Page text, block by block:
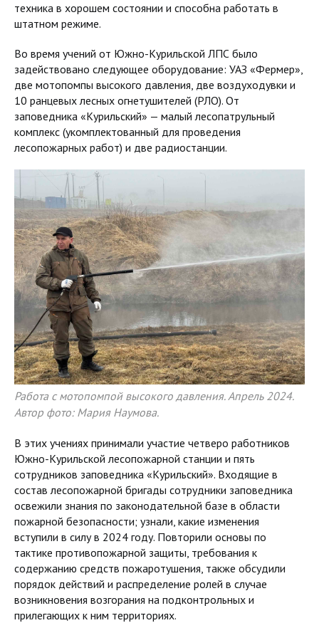
техника в хорошем состоянии и способна работать в
штатном режиме.
Во время учений от Южно-Курильской ЛПС было
задействовано следующее оборудование: УАЗ «Фермер»,
две мотопомпы высокого давления, две воздуходувки и
10 ранцевых лесных огнетушителей (РЛО). От
заповедника «Курильский» — малый лесопатрульный
комплекс (укомплектованный для проведения
лесопожарных работ) и две радиостанции.
Работа с мотопомпой высокого давления. Апрель 2024.
Автор фото: Мария Наумова.
В этих учениях принимали участие четверо работников
Южно-Курильской лесопожарной станции и пять
сотрудников заповедника «Курильский». Входящие в
состав лесопожарной бригады сотрудники заповедника
освежили знания по законодательной базе в области
пожарной безопасности; узнали, какие изменения
вступили в силу в 2024 году. Повторили основы по
тактике противопожарной защиты, требования к
содержанию средств пожаротушения, также обсудили
порядок действий и распределение ролей в случае
возникновения возгорания на подконтрольных и
прилегающих к ним территориях.